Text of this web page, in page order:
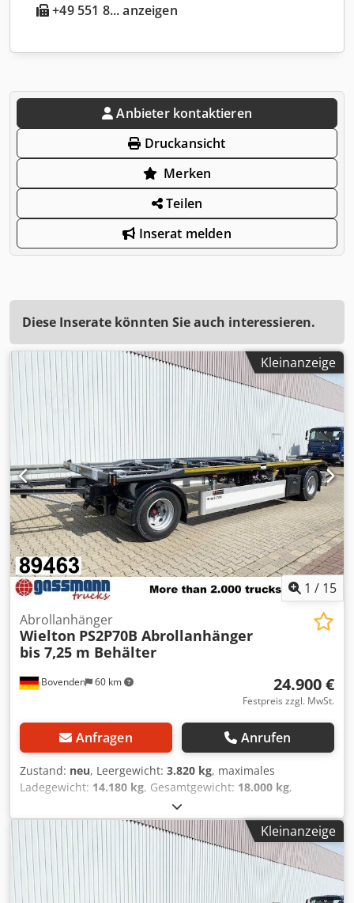
+49 551 8... anzeigen
Anbieter kontaktieren
Druckansicht
Merken
Teilen
Inserat melden
Diese Inserate könnten Sie auch interessieren.
Kleinanzeige
1 / 15
Bovenden 60 km
Abrollanhänger
Wielton PS2P70B Abrollanhänger
bis 7,25 m Behälter
24.900 €
Festpreis zzgl. MwSt.
Anfragen Anrufen
Zustand: neu, Leergewicht: 3.820 kg, maximales
Ladegewicht: 14.180 kg, Gesamtgewicht: 18.000 kg,
2 Achsen
Reifengröße:265/70R19.5, Radstand:5.150 mm, Farbe:
Schwarz , Getriebetyp: Sonstige, Fahrerkabine:Sonstige,
Ausstattung: ABS
, Fahrzeugstandort: im Zulauf / in transit,
2-Achsen, SAF-Achsen, Drehschemel, luftgefedert,
Heben+Senken, ABS (Antiblockiersystem),
Kleinanzeige